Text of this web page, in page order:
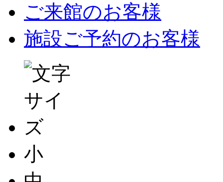
ご来館のお客様
施設ご予約のお客様
小